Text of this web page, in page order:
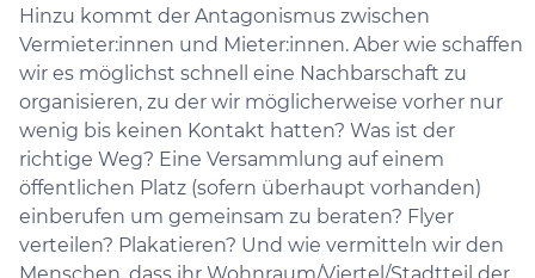
Hinzu kommt der Antagonismus zwischen
Vermieter:innen und Mieter:innen. Aber wie schaffen
wir es möglichst schnell eine Nachbarschaft zu
organisieren, zu der wir möglicherweise vorher nur
wenig bis keinen Kontakt hatten? Was ist der
richtige Weg? Eine Versammlung auf einem
öffentlichen Platz (sofern überhaupt vorhanden)
einberufen um gemeinsam zu beraten? Flyer
verteilen? Plakatieren? Und wie vermitteln wir den